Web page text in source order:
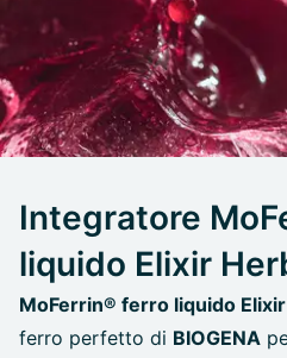
Integratore
liquido Elixir
MoFerrin® ferro liquido
ferro perfetto di BIOGENA